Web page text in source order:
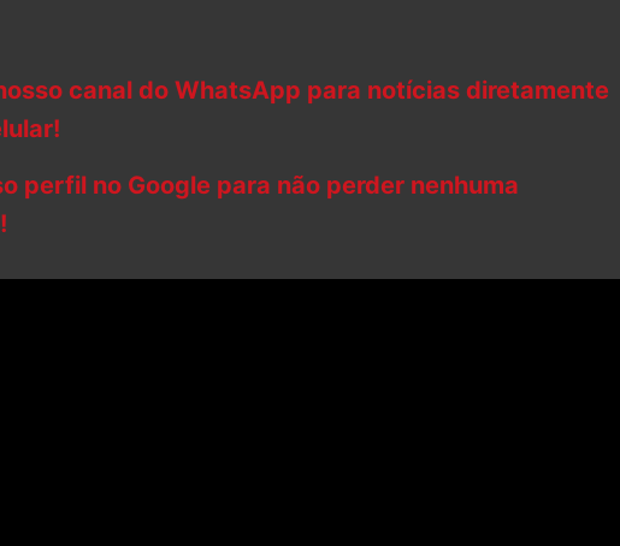
canal do WhatsApp para notícias diretamente
perfil no Google para não perder nenhuma